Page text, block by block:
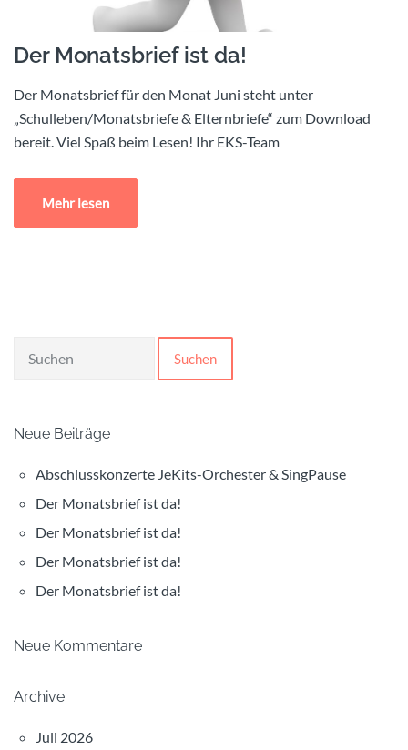
Der Monatsbrief ist da!
Der Monatsbrief für den Monat Juni steht unter
„Schulleben/Monatsbriefe & Elternbriefe“ zum Download
bereit. Viel Spaß beim Lesen! Ihr EKS-Team
Mehr lesen
Suchen
Neue Beiträge
Abschlusskonzerte JeKits-Orchester & SingPause
Der Monatsbrief ist da!
Der Monatsbrief ist da!
Der Monatsbrief ist da!
Der Monatsbrief ist da!
Neue Kommentare
Archive
Juli 2026